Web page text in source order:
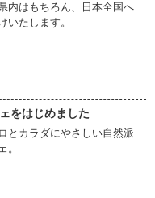
内はもちろん、日本全国へ
いたします。
をはじめました
とカラダにやさしい自然派
。